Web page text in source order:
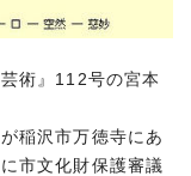
術』112号の宮本
稲沢市万徳寺にあ
市文化財保護審議